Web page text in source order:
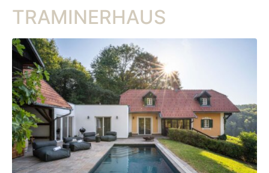
TRAMINERHAUS